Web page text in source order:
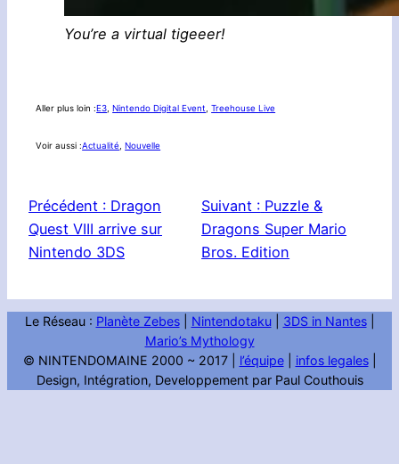
You’re a virtual tigeeer!
Aller plus loin :E3 , Nintendo Digital Event , Treehouse Live
Voir aussi :Actualité, Nouvelle
Précédent : Dragon
Quest VIII arrive sur
Nintendo 3DS
Suivant : Puzzle &
Dragons Super Mario
Bros. Edition
Le Réseau : Planète Zebes| Nintendotaku| 3DS in Nantes|
Mario’s Mythology
© NINTENDOMAINE 2000 ~ 2017 | l’équipe| infos legales|
Design, Intégration, Developpement par Paul Couthouis